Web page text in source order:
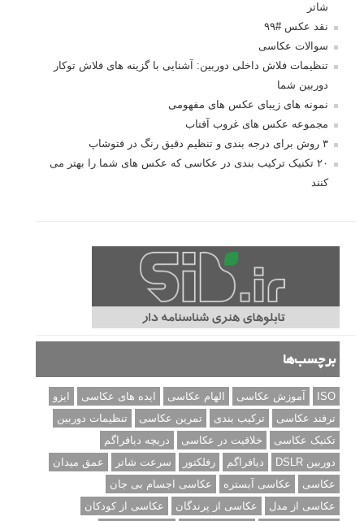
شاتر
نقد عکس #۹۹
سوالات عکاسی
تنظیمات فلاش داخلی دوربین: آشنایی با گزینه های فلاش توکار
دوربین شما
نمونه های زیبای عکس های مفهومی
مجموعه عکس های غروب آفتاب
۳ روش برای درجه بندی و تنظیم دقیق رنگ در فتوشاپ
۲۰ تکنیک ترکیب بندی در عکاسی که عکس های شما را بهتر می
کنند
برچسب‌ها
ISO آموزش عکاسی الهام عکاسی ایده های عکاسی
ایزو
ترفند عکاسی
ترکیب بندی تمرین عکاسی
تنظیمات دوربین
تکنیک عکاسی
خلاقیت در عکاسی
دریچه دیافراگم
دوربین DSLR
دیافراگم رفلکتور سرعت شاتر
عمق میدان
عکاسی
عکاسی آبستره
عکاسی اجسام بی جان
عکاسی از مدل
عکاسی از پرندگان
عکاسی از کودکان